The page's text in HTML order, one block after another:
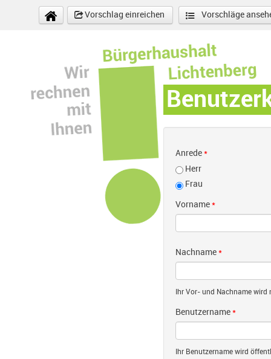
Direkt zum Inhalt
Vorschlag einreichen
Vorschläge
Anrede *
Herr
Frau
Vorname *
Nachname *
Ihr Vor- und Nachname
Benutzername *
Ihr Benutzername wird